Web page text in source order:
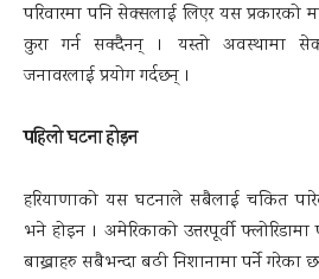
परिवारमा पनि सेक्सलाई लिएर यस प्रकारको
कुरा गर्न सक्दैनन् । यस्तो अवस्थामा
जनावरलाई प्रयोग गर्दछन् ।
पहिलो घटना होइन
हरियाणाको यस घटनाले सबैलाई चकित
भने होइन । अमेरिकाको उत्तरपूर्वी
बाख्राहरु सबैभन्दा बढी निशानामा पर्ने गरेका